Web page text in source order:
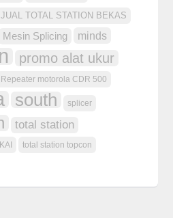
JUAL TOTAL STATION BEKAS
Mesin Splicing minds
promo alat ukur
Repeater motorola CDR 500
south splicer
total station
total station topcon